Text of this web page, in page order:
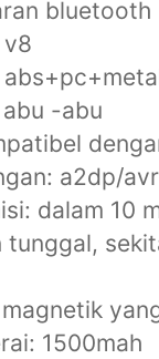
bluetooth
-abu
a2dp/
dalam 10
tunggal,
1500mah